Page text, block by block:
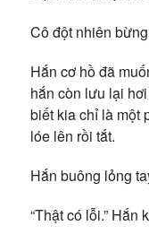
Cô đột nhiên
Hắn cơ hồ đã
hắn còn lưu lại
biết kia chỉ là một
lóe lên rồi tắt.
Hắn buông lỏng
“Thật có lỗi.” Hắn